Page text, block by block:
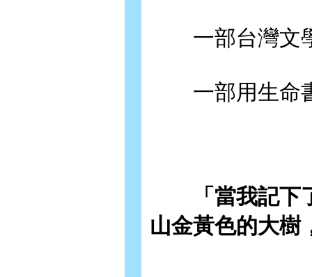
一部台灣文學
一部用生命書
「當我記
山金黃色的大樹